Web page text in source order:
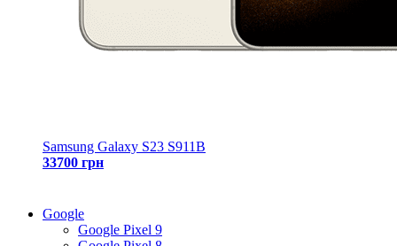
Samsung Galaxy S23 S911B
33700 грн
Google
Google Pixel 9